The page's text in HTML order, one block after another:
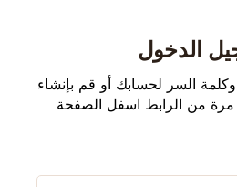
الدخول
وكلمة السر لحسابك أو قم بإنشاء
مرة من الرابط اسفل الصفحة